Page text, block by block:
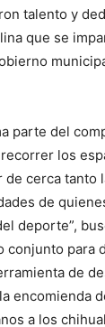
talento y
que se
parte del
los
de cerca tanto
de
deporte”,
conjunto para
de
encomienda
a los